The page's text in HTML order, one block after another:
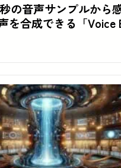
の音声サンプルから
を合成できる「Voice